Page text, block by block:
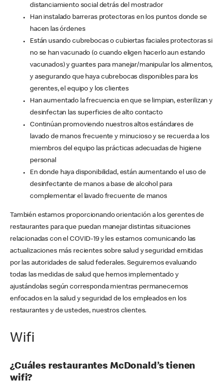
distanciamiento social detrás del mostrador
Han instalado barreras protectoras en los puntos donde se
hacen las órdenes
Están usando cubrebocas o cubiertas faciales protectoras si
no se han vacunado (o cuando eligen hacerlo aun estando
vacunados) y guantes para manejar/manipular los alimentos,
y asegurando que haya cubrebocas disponibles para los
gerentes, el equipo y los clientes
Han aumentado la frecuencia en que se limpian, esterilizan y
desinfectan las superficies de alto contacto
Continúan promoviendo nuestros altos estándares de
lavado de manos frecuente y minucioso y se recuerda a los
miembros del equipo las prácticas adecuadas de higiene
personal
En donde haya disponibilidad, están aumentando el uso de
desinfectante de manos a base de alcohol para
complementar el lavado frecuente de manos
También estamos proporcionando orientación a los gerentes de
restaurantes para que puedan manejar distintas situaciones
relacionadas con el COVID-19 y les estamos comunicando las
actualizaciones más recientes sobre salud y seguridad emitidas
por las autoridades de salud federales. Seguiremos evaluando
todas las medidas de salud que hemos implementado y
ajustándolas según corresponda mientras permanecemos
enfocados en la salud y seguridad de los empleados en los
restaurantes y de ustedes, nuestros clientes.
Wifi
¿Cuáles restaurantes McDonald’s tienen
wifi?